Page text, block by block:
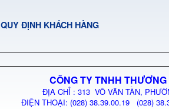
QUY ĐỊNH KHÁCH HÀNG
CÔNG TY TNHH
ĐỊA CHỈ : 313 VÕ VĂN TẦN,
ĐIỆN THOẠI: (028) 38.39.00.19 (028)